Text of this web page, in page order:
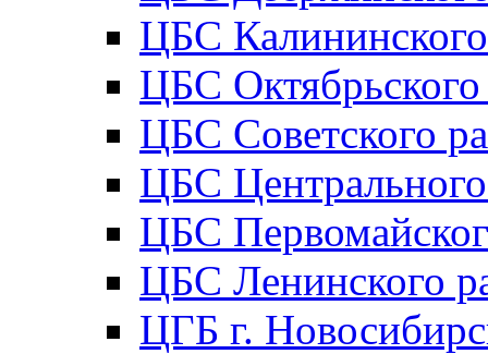
ЦБС
ЦБС
ЦБС Советского
ЦБС
ЦБС
ЦБС Ленинского
ЦГБ г.